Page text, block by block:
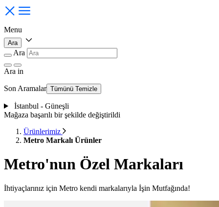
Menu
Ara
Ara
Ara in
Son Aramalar Tümünü Temizle
İstanbul - Güneşli
Mağaza başarılı bir şekilde değiştirildi
Ürünlerimiz
Metro Markalı Ürünler
Metro'nun Özel Markaları
İhtiyaçlarınız için Metro kendi markalarıyla İşin Mutfağında!